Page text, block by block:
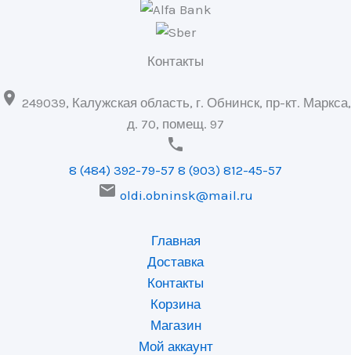
Контакты
 249039, Калужская область, г. Обнинск, пр-кт. Маркса,
д. 70, помещ. 97

8 (484) 392-79-57 8 (903) 812-45-57
 oldi.obninsk@mail.ru
Главная
Доставка
Контакты
Корзина
Магазин
Мой аккаунт